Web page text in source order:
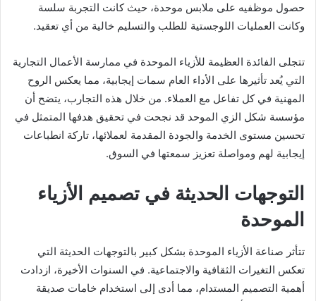
حصول موظفيه على ملابس موحدة، حيث كانت التجربة سلسة
وكانت العمليات اللوجستية للطلب والتسليم خالية من أي تعقيد.
تتجلى الفائدة العظيمة للأزياء الموحدة في ممارسة الأعمال التجارية
التي يُعد تأثيرها على الأداء العام سمات إيجابية، مما يعكس الروح
المهنية في كل تفاعل مع العملاء. من خلال هذه التجارب، يتضح أن
مؤسسة شكل الزي الموحد قد نجحت في تحقيق هدفها المتمثل في
تحسين مستوى الخدمة والجودة المقدمة لعملائها، تاركة انطباعات
إيجابية لهم ومواصلة تعزيز سمعتها في السوق.
التوجهات الحديثة في تصميم الأزياء
الموحدة
تتأثر صناعة الأزياء الموحدة بشكل كبير بالتوجهات الحديثة التي
تعكس التغيرات الثقافية والاجتماعية. في السنوات الأخيرة، ازدادت
أهمية التصميم المستدام، مما أدى إلى استخدام خامات صديقة